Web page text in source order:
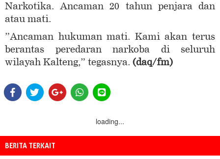
Narkotika. Ancaman 20 tahun penjara dan
atau mati.
”Ancaman hukuman mati. Kami akan terus
berantas peredaran narkoba di seluruh
wilayah Kalteng,” tegasnya. (daq/fm)
loading...
BERITA TERKAIT